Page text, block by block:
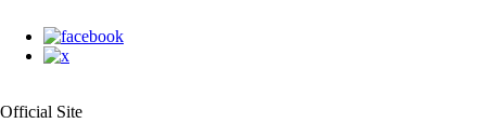
Official Site